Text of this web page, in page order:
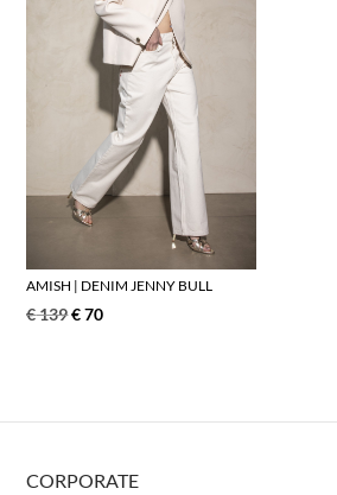
AMISH | DENIM JENNY BULL
€139€70
CORPORATE